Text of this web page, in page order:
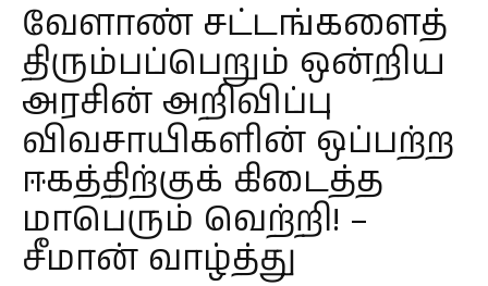
வேளாண் சட்டங்களைத்
திரும்பப்பெறும் ஒன்றிய
அரசின் அறிவிப்பு
விவசாயிகளின் ஒப்பற்ற
ஈகத்திற்குக் கிடைத்த
மாபெரும் வெற்றி! –
சீமான் வாழ்த்து